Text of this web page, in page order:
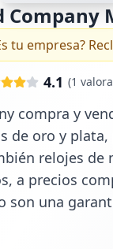
Company
tu empresa?
4.1 (1
compra y
de oro y
relojes de
a precios
son una